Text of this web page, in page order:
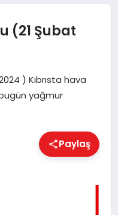
(21 Şubat
) Kıbrısta hava
yağmur
Paylaş